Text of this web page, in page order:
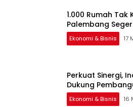
1.000 Rumah Tak
Palembang
Ekonomi & Bisnis 17
Perkuat Sinergi,
Dukung
Ekonomi & Bisnis 16